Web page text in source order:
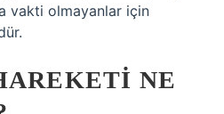
vakti olmayanlar için
NE